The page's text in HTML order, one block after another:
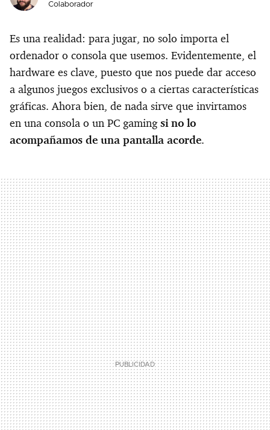
Colaborador
Es una realidad: para jugar, no solo importa el
ordenador o consola que usemos. Evidentemente, el
hardware es clave, puesto que nos puede dar acceso
a algunos juegos exclusivos o a ciertas características
gráficas. Ahora bien, de nada sirve que invirtamos
en una consola o un PC gamingsi no lo
acompañamos de una pantalla acorde.